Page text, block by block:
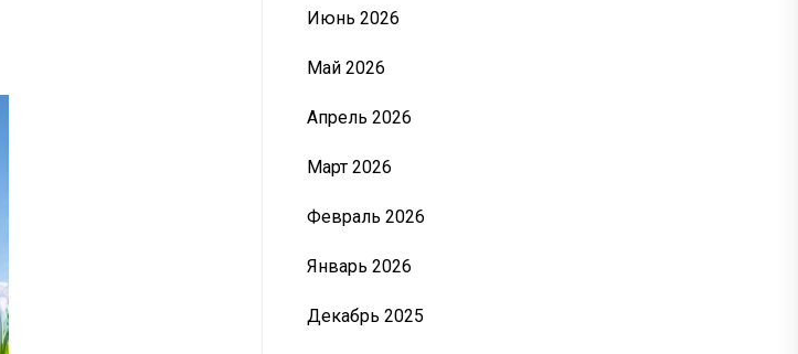
Июнь 2026
Май 2026
Апрель 2026
Март 2026
Февраль 2026
Январь 2026
Декабрь 2025